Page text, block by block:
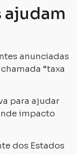
anunciadas
“taxa
para ajudar
impacto
dos Estados